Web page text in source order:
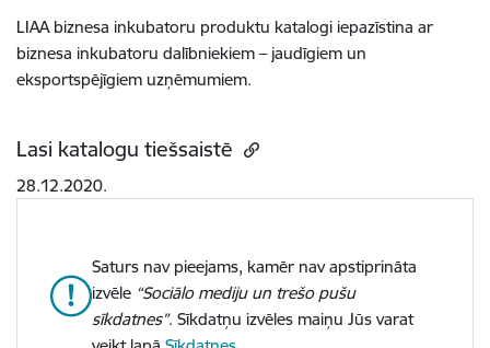
LIAA biznesa inkubatoru produktu katalogi iepazīstina ar
biznesa inkubatoru dalībniekiem – jaudīgiem un
eksportspējīgiem uzņēmumiem.
Lasi katalogu tiešsaistē
28.12.2020.
Saturs nav pieejams, kamēr nav apstiprināta
izvēle “Sociālo mediju un trešo pušu
sīkdatnes”. Sīkdatņu izvēles maiņu Jūs varat